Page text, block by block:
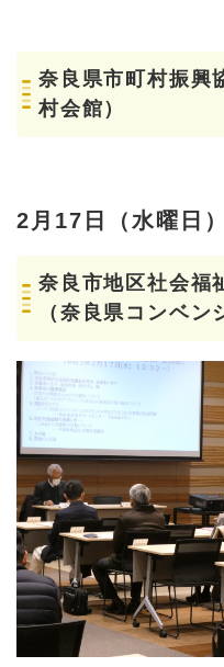
奈良県市町村振興
村会館）
2月17日（水曜日）
奈良市地区社会福
（奈良県コンベン